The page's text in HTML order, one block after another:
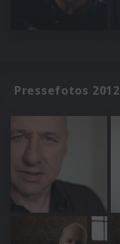
Pressefotos 2012